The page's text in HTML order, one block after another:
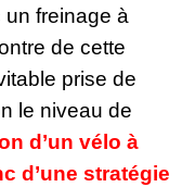
freinage à
de cette
prise de
le niveau de
d’un vélo à
d’une stratégie